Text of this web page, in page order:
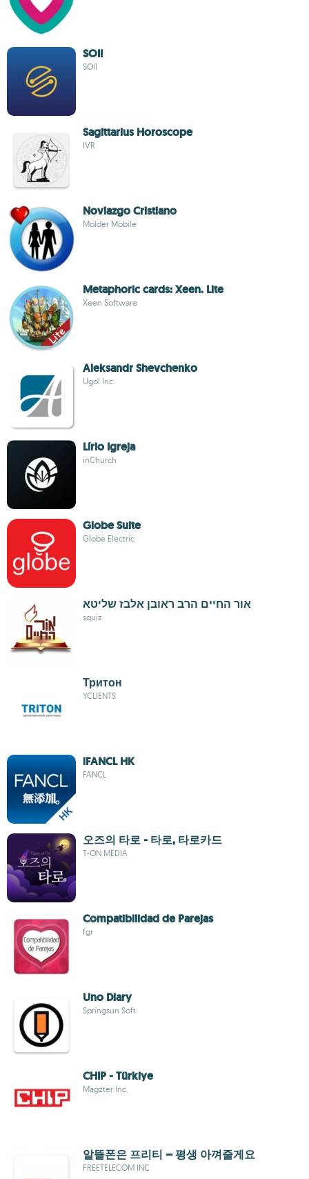
SOII
SOII
Sagittarius Horoscope
IVR
Noviazgo Cristiano
Molder Mobile
Metaphoric cards: Xeen. Lite
Xeen Software
Aleksandr Shevchenko
Ugol Inc.
Lírio Igreja
inChurch
Globe Suite
Globe Electric
אור החיים הרב ראובן אלבז שליטא
squiz
Тритон
YCLIENTS
iFANCL HK
FANCL
오즈의 타로 - 타로, 타로카드
T-ON MEDIA
Compatibilidad de Parejas
fgr
Uno Diary
Springsun Soft
CHIP - Türkiye
Magzter Inc.
알뜰폰은 프리티 – 평생 아껴줄게요
FREETELECOM INC